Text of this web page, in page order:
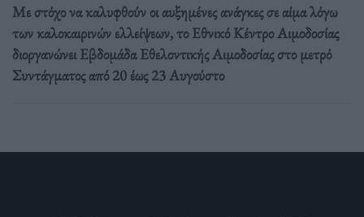
Με στόχο να καλυφθούν οι αυξημένες ανάγκες σε αίμα λόγω
των καλοκαιρινών ελλείψεων, το Εθνικό Κέντρο Αιμοδοσίας
διοργανώνει Εβδομάδα Εθελοντικής Αιμοδοσίας στο μετρό
Συντάγματος από 20 έως 23 Αυγούστο